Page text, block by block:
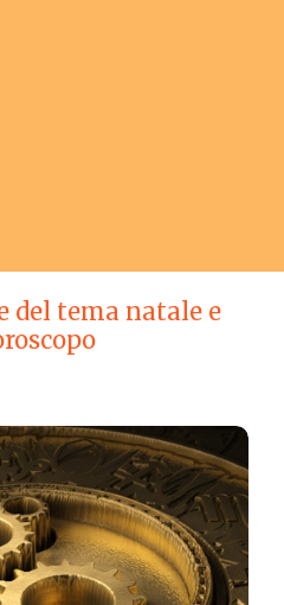
del tema natale e